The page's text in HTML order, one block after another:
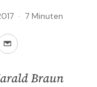
· 7 Minuten
Braun